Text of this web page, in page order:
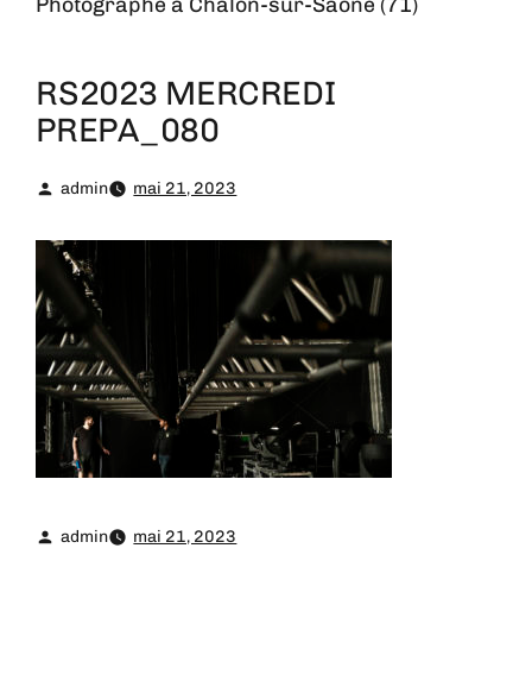
RS2023 MERCREDI
PREPA_080
admin mai 21, 2023
admin mai 21, 2023